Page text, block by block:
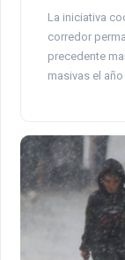
La iniciativa
corredor
precedente
masivas el